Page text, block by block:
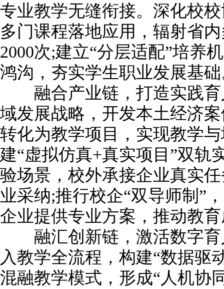
专业教学无缝衔接。深化校
多门课程落地应用，辐射省
2000次;建立“分层适配”培养
鸿沟，夯实学生职业发展基
融合产业链，打造实践育
域发展战略，开发本土经济
转化为教学项目，实现教学
建“虚拟仿真+真实项目”双轨
验场景，校外承接企业真实
业采纳;推行校企“双导师制”
企业提供专业方案，推动教
融汇创新链，激活数字育
入教学全流程，构建“数据驱
混融教学模式，形成“人机协